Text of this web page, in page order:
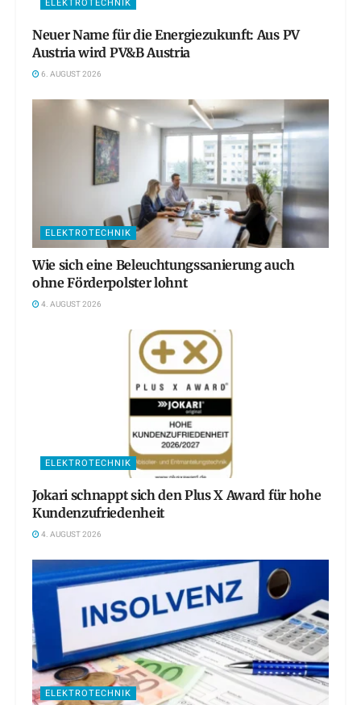
ELEKTROTECHNIK
Neuer Name für die Energiezukunft: Aus PV
Austria wird PV&B Austria
6. AUGUST 2026
ELEKTROTECHNIK
Wie sich eine Beleuchtungssanierung auch
ohne Förderpolster lohnt
4. AUGUST 2026
ELEKTROTECHNIK
Jokari schnappt sich den Plus X Award für hohe
Kundenzufriedenheit
4. AUGUST 2026
ELEKTROTECHNIK